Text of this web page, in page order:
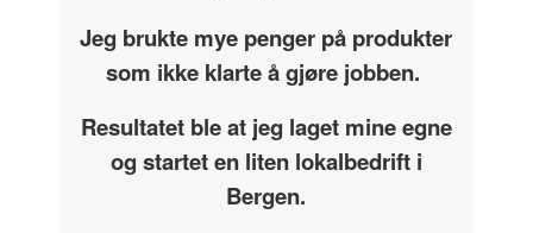
Jeg brukte mye penger på produkter
som ikke klarte å gjøre jobben.
Resultatet ble at jeg laget mine egne
og startet en liten lokalbedrift i
Bergen.